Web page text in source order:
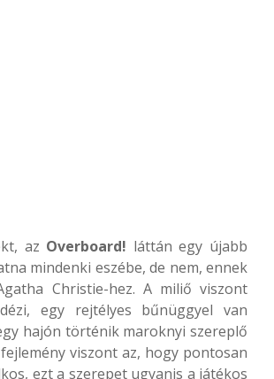
az Overboard! láttán egy újabb
mindenki eszébe, de nem, ennek
Christie-hez. A miliő viszont
egy rejtélyes bűnüggyel van
hajón történik maroknyi szereplő
viszont az, hogy pontosan
ezt a szerepet ugyanis a játékos